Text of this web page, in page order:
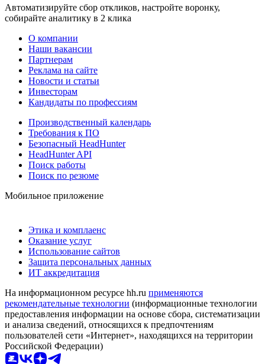
Автоматизируйте сбор откликов, настройте воронку,
собирайте аналитику в 2 клика
О компании
Наши вакансии
Партнерам
Реклама на сайте
Новости и статьи
Инвесторам
Кандидаты по профессиям
Производственный календарь
Требования к ПО
Безопасный HeadHunter
HeadHunter API
Поиск работы
Поиск по резюме
Мобильное приложение
Этика и комплаенс
Оказание услуг
Использование сайтов
Защита персональных данных
ИТ аккредитация
На информационном ресурсе hh.ru применяются
рекомендательные технологии (информационные технологии
предоставления информации на основе сбора, систематизации
и анализа сведений, относящихся к предпочтениям
пользователей сети «Интернет», находящихся на территории
Российской Федерации)